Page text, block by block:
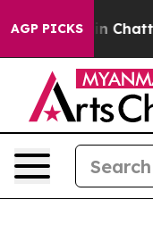
AGP PICKS
Chaos in